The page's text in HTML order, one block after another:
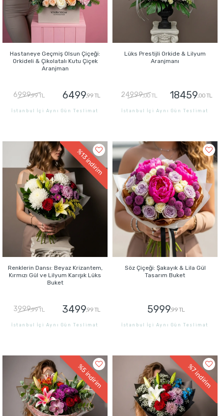
Hastaneye Geçmiş Olsun Çiçeği:
Orkideli & Çikolatalı Kutu Çiçek
Aranjman
6999,99 TL 6499,99 TL
İstanbul İçi Aynı Gün Teslimat
Lüks Prestijli Orkide & Lilyum
Aranjmanı
24999,00 TL 18459,00 TL
İstanbul İçi Aynı Gün Teslimat
%13
indirim
Renklerin Dansı: Beyaz Krizantem,
Kırmızı Gül ve Lilyum Karışık Lüks
Buket
3999,99 TL 3499,99 TL
İstanbul İçi Aynı Gün Teslimat
Söz Çiçeği: Şakayık & Lila Gül
Tasarım Buket
5999,99 TL
İstanbul İçi Aynı Gün Teslimat
%5
indirim
%7
indirim